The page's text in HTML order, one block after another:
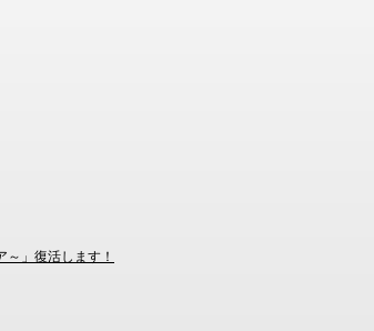
」復活します！